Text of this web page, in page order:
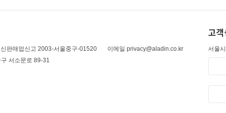
판매업신고 2003-서울중구-01520
이메일 privacy@aladin.co.kr
서소문로 89-31
고
서울